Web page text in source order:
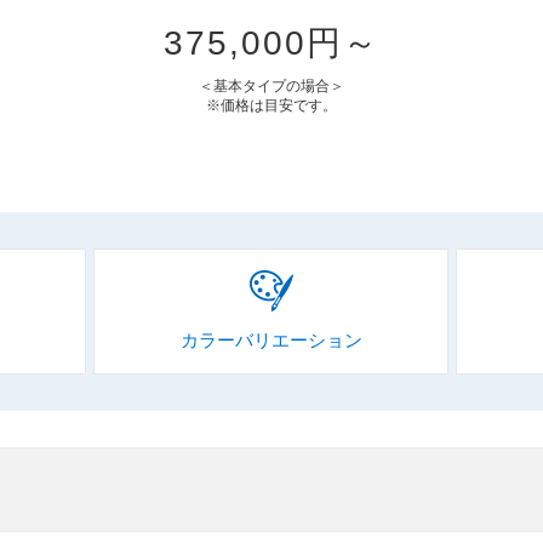
375,000円～
＜基本タイプの場合＞
※価格は目安です。
カラーバリエーション